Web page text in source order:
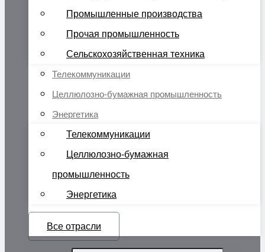
Промышленные производства
Прочая промышленность
Сельскохозяйственная техника
Телекоммуникации
Целлюлозно-бумажная промышленность
Энергетика
Телекоммуникации
Целлюлозно-бумажная
промышленность
Энергетика
Все отрасли